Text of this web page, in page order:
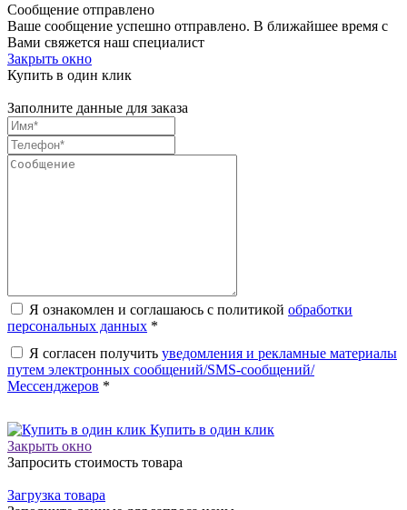
Сообщение отправлено
Ваше сообщение успешно отправлено. В ближайшее время с
Вами свяжется наш специалист
Закрыть окно
Купить в один клик
Заполните данные для заказа
Я ознакомлен и соглашаюсь с политикой обработки
персональных данных *
Я согласен получить уведомления и рекламные материалы
путем электронных сообщений/SMS-сообщений/
Мессенджеров *
Купить в один клик
Закрыть окно
Запросить стоимость товара
Загрузка товара